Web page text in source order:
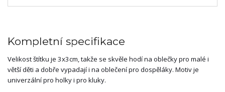
Kompletní specifikace
Velikost štítku je 3x3cm, takže se skvěle hodí na oblečky pro malé i
větší děti a dobře vypadají i na oblečení pro dospěláky. Motiv je
univerzální pro holky i pro kluky.